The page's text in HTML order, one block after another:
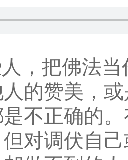
，把佛法
的赞美，
不正确的
对调伏自